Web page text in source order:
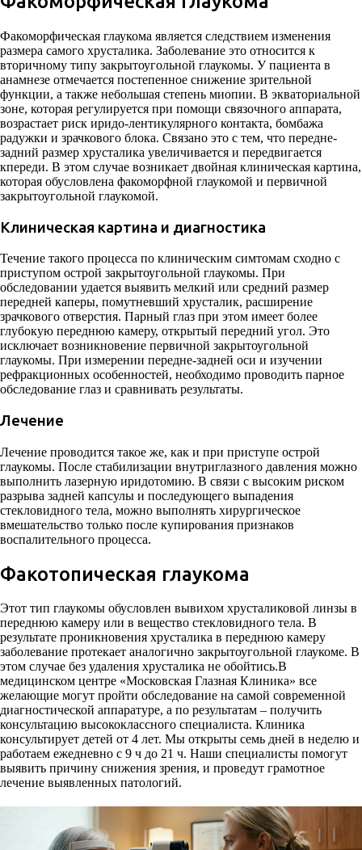
Факоморфическая глаукома является следствием изменения
размера самого хрусталика. Заболевание это относится к
вторичному типу закрытоугольной глаукомы. У пациента в
анамнезе отмечается постепенное снижение зрительной
функции, а также небольшая степень миопии. В экваториальной
зоне, которая регулируется при помощи связочного аппарата,
возрастает риск иридо-лентикулярного контакта, бомбажа
радужки и зрачкового блока. Связано это с тем, что передне-
задний размер хрусталика увеличивается и передвигается
кпереди. В этом случае возникает двойная клиническая картина,
которая обусловлена факоморфной глаукомой и первичной
закрытоугольной глаукомой.
Клиническая картина и диагностика
Течение такого процесса по клиническим симтомам сходно с
приступом острой закрытоугольной глаукомы. При
обследовании удается выявить мелкий или средний размер
передней каперы, помутневший хрусталик, расширение
зрачкового отверстия. Парный глаз при этом имеет более
глубокую переднюю камеру, открытый передний угол. Это
исключает возникновение первичной закрытоугольной
глаукомы. При измерении передне-задней оси и изучении
рефракционных особенностей, необходимо проводить парное
обследование глаз и сравнивать результаты.
Лечение
Лечение проводится такое же, как и при приступе острой
глаукомы. После стабилизации внутриглазного давления можно
выполнить лазерную иридотомию. В связи с высоким риском
разрыва задней капсулы и последующего выпадения
стекловидного тела, можно выполнять хирургическое
вмешательство только после купирования признаков
воспалительного процесса.
Факотопическая глаукома
Этот тип глаукомы обусловлен вывихом хрусталиковой линзы в
переднюю камеру или в вещество стекловидного тела. В
результате проникновения хрусталика в переднюю камеру
заболевание протекает аналогично закрытоугольной глаукоме. В
этом случае без удаления хрусталика не обойтись.В
медицинском центре «Московская Глазная Клиника» все
желающие могут пройти обследование на самой современной
диагностической аппаратуре, а по результатам – получить
консультацию высококлассного специалиста. Клиника
консультирует детей от 4 лет. Мы открыты семь дней в неделю и
работаем ежедневно с 9 ч до 21 ч. Наши специалисты помогут
выявить причину снижения зрения, и проведут грамотное
лечение выявленных патологий.